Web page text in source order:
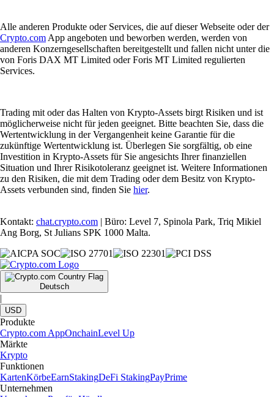
Alle anderen Produkte oder Services, die auf dieser Webseite oder der
Crypto.com App angeboten und beworben werden, werden von
anderen Konzerngesellschaften bereitgestellt und fallen nicht unter die
von Foris DAX MT Limited oder Foris MT Limited regulierten
Services.
Trading mit oder das Halten von Krypto-Assets birgt Risiken und ist
möglicherweise nicht für jeden geeignet. Bitte beachten Sie, dass die
Wertentwicklung in der Vergangenheit keine Garantie für die
zukünftige Wertentwicklung ist. Überlegen Sie sorgfältig, ob eine
Investition in Krypto-Assets für Sie angesichts Ihrer finanziellen
Situation und Ihrer Risikotoleranz geeignet ist. Weitere Informationen
zu den Risiken, die mit dem Trading oder dem Besitz von Krypto-
Assets verbunden sind, finden Sie hier.
Kontakt: chat.crypto.com | Büro: Level 7, Spinola Park, Triq Mikiel
Ang Borg, St Julians SPK 1000 Malta.
Deutsch
|
USD
Produkte
Crypto.com AppOnchainLevel Up
Märkte
Krypto
Funktionen
KartenKörbeEarnStakingDeFi StakingPayPrime
Unternehmen